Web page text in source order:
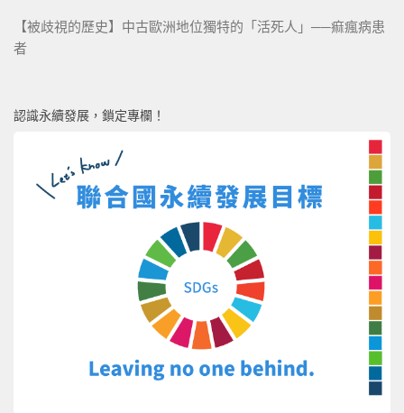
【被歧視的歷史】中古歐洲地位獨特的「活死人」──痲瘋病患
者
認識永續發展，鎖定專欄！